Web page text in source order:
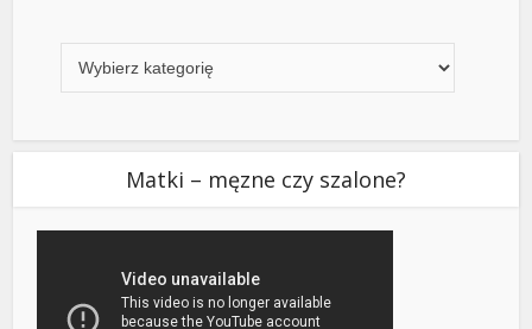
Matki – męzne czy szalone?